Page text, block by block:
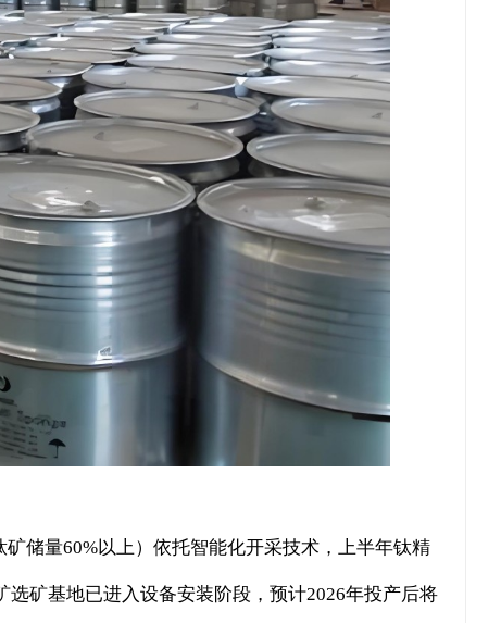
储量60%以上）依托智能化开采技术，上半年钛精
矿基地已进入设备安装阶段，预计2026年投产后将